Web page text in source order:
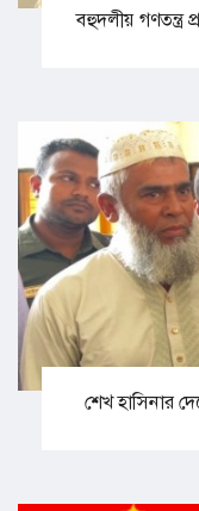
বহুদলীয় গণতন্ত্র
শেখ হাসিনার